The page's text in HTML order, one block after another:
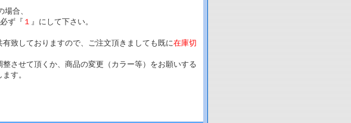
場合、
ず『 １ 』にして下さい。
致しておりますので、ご注文頂きましても既に在庫切
させて頂くか、商品の変更（カラー等）をお願いする
す。